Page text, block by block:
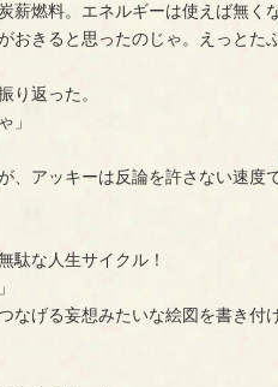
薪燃料。エネルギーは使えば無く
おきると思ったのじゃ。えっとた
り返った。
」
アッキーは反論を許さない速度
駄な人生サイクル！
げる妄想みたいな絵図を書き付